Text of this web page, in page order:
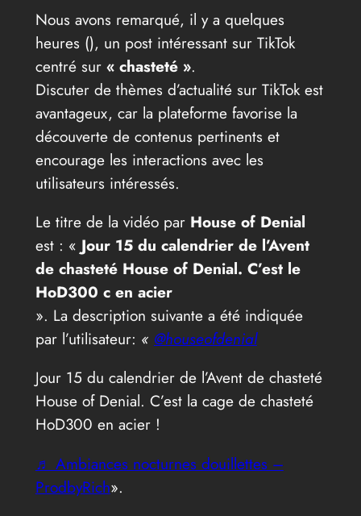
Nous avons remarqué, il y a quelques
heures (), un post intéressant sur TikTok
centré sur « chasteté ».
Discuter de thèmes d’actualité sur TikTok est
avantageux, car la plateforme favorise la
découverte de contenus pertinents et
encourage les interactions avec les
utilisateurs intéressés.
Le titre de la vidéo par House of Denial
est : « Jour 15 du calendrier de l’Avent
de chasteté House of Denial. C’est le
HoD300 c en acier
». La description suivante a été indiquée
par l’utilisateur: « @houseofdenial
Jour 15 du calendrier de l’Avent de chasteté
House of Denial. C’est la cage de chasteté
HoD300 en acier !
♬ Ambiances nocturnes douillettes –
ProdbyRich».